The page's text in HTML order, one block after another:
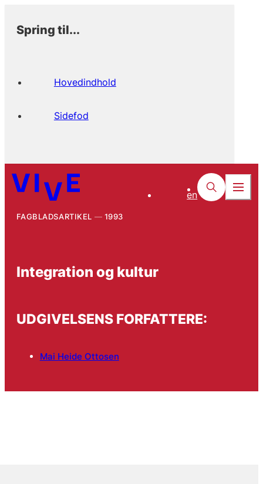
Spring til...
Hovedindhold
Sidefod
en
FAGBLADSARTIKEL 1993
Integration og kultur
UDGIVELSENS FORFATTERE:
Mai Heide Ottosen